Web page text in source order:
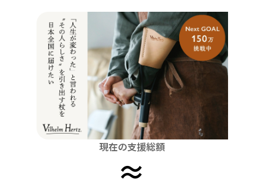
四国
九州・沖縄
栃木 埼玉 千葉 東京
富山 石川 福井 山梨 長野
滋賀 京都 大阪 兵庫
島根 岡山 広島
愛媛 高知
熊本
現在の支援総額
≈